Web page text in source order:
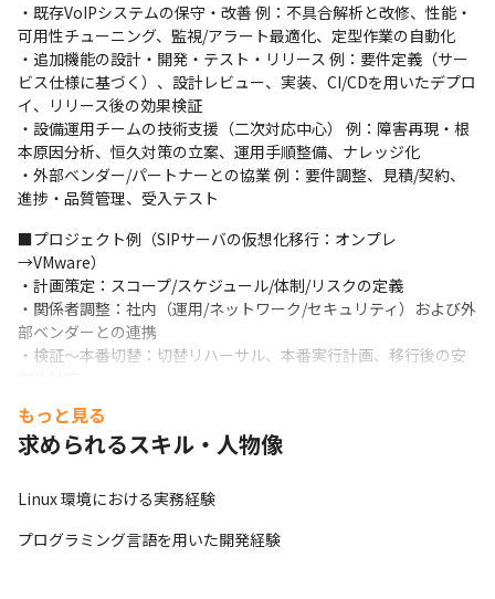
・既存VoIPシステムの保守・改善 例：不具合解析と改修、性能・
可用性チューニング、監視/アラート最適化、定型作業の自動化
・追加機能の設計・開発・テスト・リリース 例：要件定義（サー
ビス仕様に基づく）、設計レビュー、実装、CI/CDを用いたデプロ
イ、リリース後の効果検証
・設備運用チームの技術支援（二次対応中心） 例：障害再現・根
本原因分析、恒久対策の立案、運用手順整備、ナレッジ化
・外部ベンダー/パートナーとの協業 例：要件調整、見積/契約、
進捗・品質管理、受入テスト
■プロジェクト例（SIPサーバの仮想化移行：オンプレ
→VMware）
・計画策定：スコープ/スケジュール/体制/リスクの定義
・関係者調整：社内（運用/ネットワーク/セキュリティ）および外
部ベンダーとの連携
・検証～本番切替：切替リハーサル、本番実行計画、移行後の安
もっと見る
求められるスキル・人物像
Linux 環境における実務経験
プログラミング言語を用いた開発経験